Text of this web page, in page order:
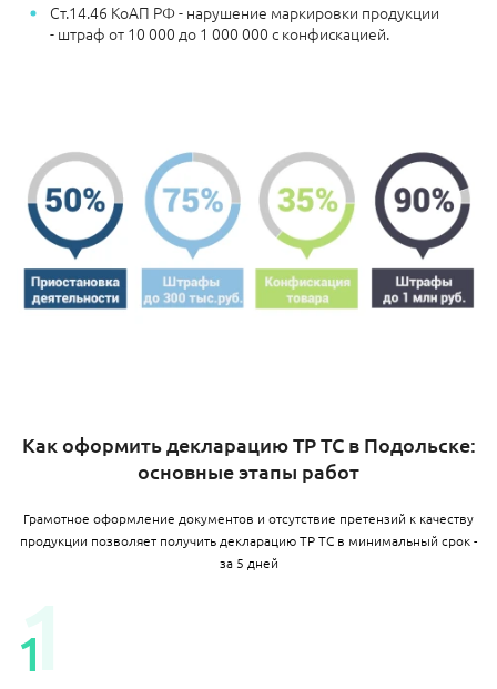
Ст.14.46 КоАП РФ - нарушение маркировки продукции
- штраф от 10 000 до 1 000 000 с конфискацией.
Как оформить декларацию ТР ТС в Подольске:
основные этапы работ
Грамотное оформление документов и отсутствие претензий к качеству
продукции позволяет получить декларацию ТР ТС в минимальный срок -
за 5 дней